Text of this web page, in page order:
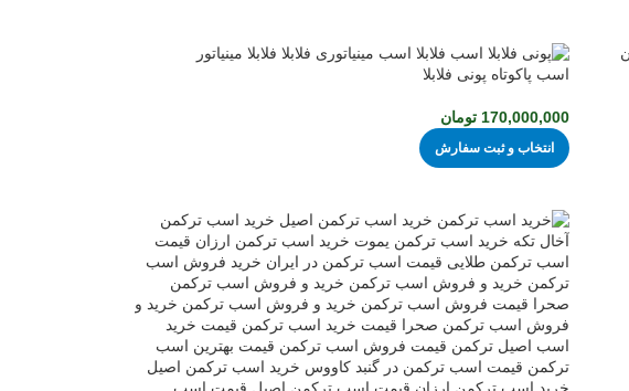
اسب پاکوتاه پونی فلابلا
170,000,000 تومان
انتخاب و ثبت سفارش